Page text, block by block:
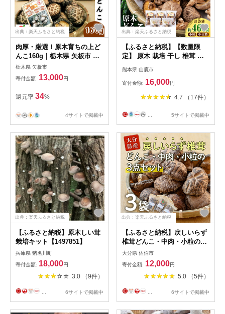
出典：楽天ふるさと納税
肉厚・厳選！原木育ちの上ど
んこ160g｜栃木県 矢板市 し
いたけ 椎茸 産地直送 [0333]
栃木県 矢板市
寄付金額: 13,000円
還元率 34%
4サイトで掲載中
出典：楽天ふるさと納税
【ふるさと納税】【数量限
定】 原木 栽培 干し 椎茸 ど
園】[ZBN001]
熊本県 山鹿市
寄付金額: 16,000円
4.7 （17件）
5サイトで掲載中
出典：楽天ふるさと納税
【ふるさと納税】原木しい茸
栽培キット【1497851】
兵庫県 猪名川町
寄付金額: 18,000円
3.0 （9件）
6サイトで掲載中
出典：楽天ふるさと納税
【ふるさと納税】戻しいらず
椎茸どんこ・中肉・小粒の3
点セット (合計300g・100g×3
種) 原木栽培 干し椎茸 乾椎茸
しいたけ きのこ 出汁 大分県
佐伯市 【FR01】【かやの椎
茸屋】
大分県 佐伯市
寄付金額: 12,000円
5.0 （5件）
6サイトで掲載中